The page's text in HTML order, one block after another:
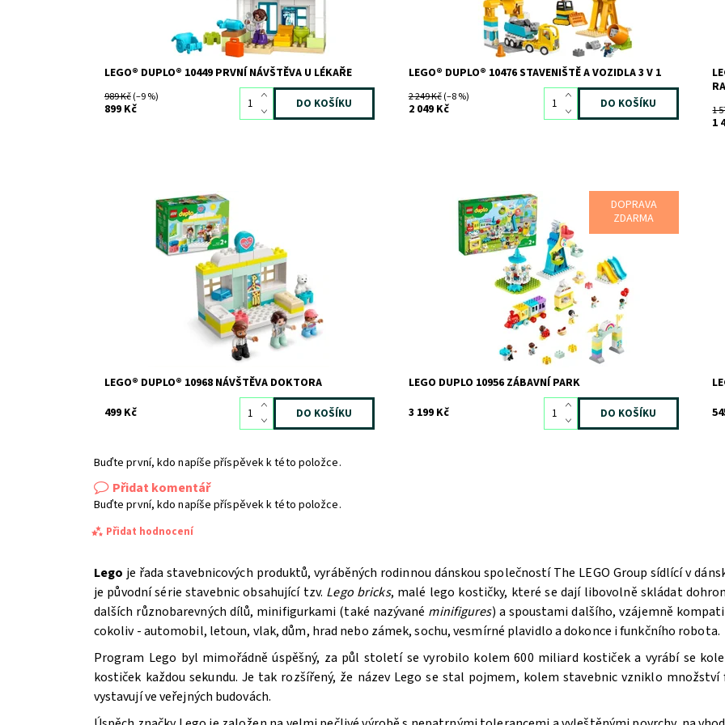
LEGO® DUPLO® 10449 PRVNÍ NÁVŠTĚVA U LÉKAŘE
989 Kč(–9 %)
899 Kč
LEGO
LEGO® DUPLO® 10476 STAVENIŠTĚ A VOZIDLA 3 V 1
2 249 Kč(–8 %)
2 049 Kč 1
1
Uveďte děti do zábavného prostředí kliniky. Skvělý
způsob, jak je připravit na další návštěvu u doktora.
Dostupnost:
Skladem1
9756
LEGO
LEGO® DUPLO® 10968 NÁVŠTĚVA DOKTORA
499 Kč
DOPRAVA
ZDARMA
Švanda s rodinou v zábavním parku
Dostupnost:
Skladem1
8596
LEGO
LEGO DUPLO 10956 ZÁBAVNÍ PARK
3 199 Kč
Buďte první, kdo napíše příspěvek k této položce.
Přidat komentář
Buďte první, kdo napíše příspěvek k této položce.
Přidat hodnocení
Lego je řada stavebnicových produktů, vyráběných rodinnou dánskou společností The LEGO Group sídlící v
je původní série stavebnic obsahující tzv. Lego bricks, malé lego kostičky, které se dají libovolně skládat
dalších různobarevných dílů, minifigurkami (také nazývané minifigures) a spoustami dalšího, vzájemně
cokoliv - automobil, letoun, vlak, dům, hrad nebo zámek, sochu, vesmírné plavidlo a dokonce i funkčního robota.
Program Lego byl mimořádně úspěšný, za půl století se vyrobilo kolem 600 miliard kostiček a vyrábí se
kostiček každou sekundu. Je tak rozšířený, že název Lego se stal pojmem, kolem stavebnic vzniklo
vystavují ve veřejných budovách.